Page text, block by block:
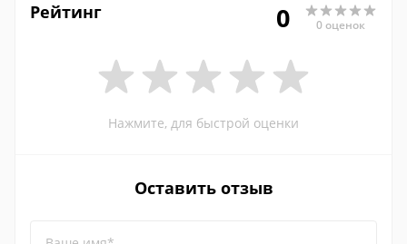
Рейтинг 0 0 оценок
Нажмите, для быстрой оценки
Оставить отзыв